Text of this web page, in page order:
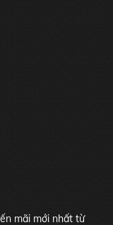
mãi mới nhất từ